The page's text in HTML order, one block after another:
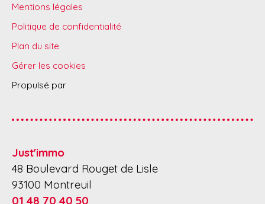
Mentions légales
Politique de confidentialité
Plan du site
Gérer les cookies
Propulsé par
Just'immo
48 Boulevard Rouget de Lisle
93100 Montreuil
01 48 70 40 50